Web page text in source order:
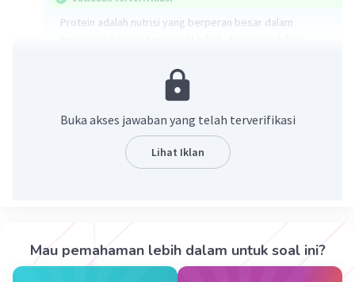
Protein adalah nutrisi yang berperan besar dalam
berfungsi memelihara atau memperbaiki jaringan tubuh
Beri Rating·0.0(0) Balas
Iklan
Protein adalah nutrisi yang berperan besar dalam
Buka akses jawaban yang telah terverifikasi
Lihat Iklan
Mau pemahaman lebih dalam untuk soal ini?